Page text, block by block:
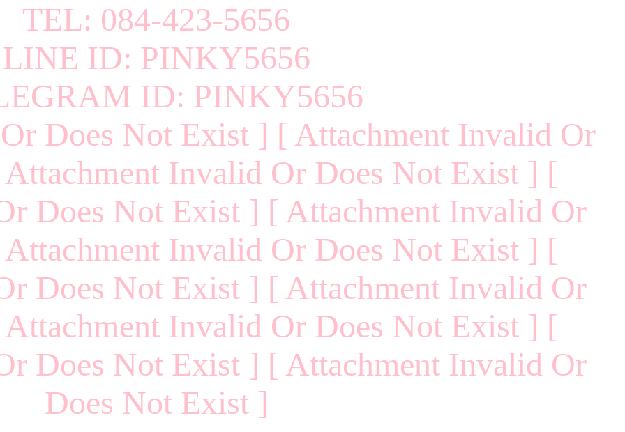
TEL: 084-423-5656
LINE ID: PINKY5656
ID: PINKY5656
Does Not Exist ] [ Attachment Invalid Or
Invalid Or Does Not Exist ] [
Does Not Exist ] [ Attachment Invalid Or
Invalid Or Does Not Exist ] [
Does Not Exist ] [ Attachment Invalid Or
Invalid Or Does Not Exist ] [
Does Not Exist ] [ Attachment Invalid Or
Does Not Exist ]